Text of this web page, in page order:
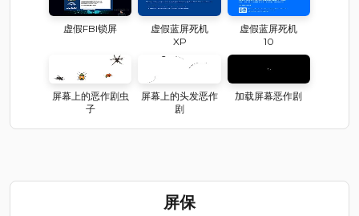
虚假FBI锁屏
虚假蓝屏死机
XP
虚假蓝屏死机
10
屏幕上的恶作剧虫
子
屏幕上的头发恶作
剧
加载屏幕恶作剧
屏保